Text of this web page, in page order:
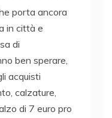
porta ancora
in città e
di
ben sperare,
acquisti
calzature,
di 7 euro pro